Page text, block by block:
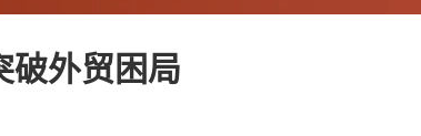
破外贸困局